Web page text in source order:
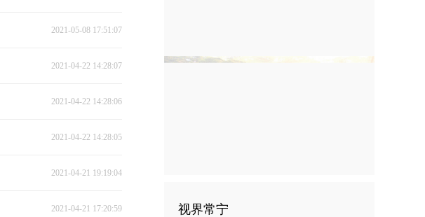
2021-05-08 17:51:07
2021-04-22 14:28:07
2021-04-22 14:28:06
2021-04-22 14:28:05
2021-04-21 19:19:04
2021-04-21 17:20:59 视界常宁